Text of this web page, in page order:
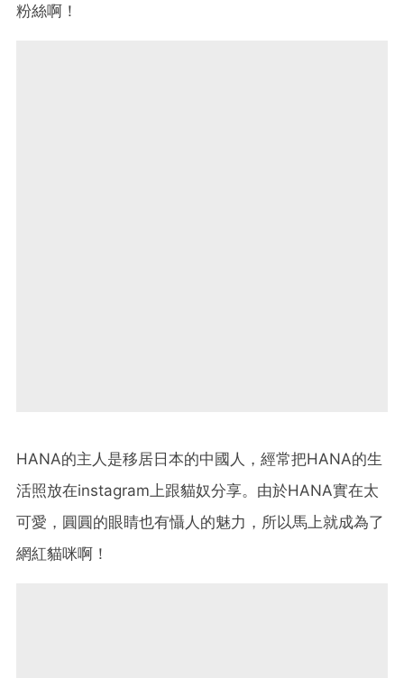
粉絲啊！
HANA的主人是移居日本的中國人，經常把HANA的生
活照放在instagram上跟貓奴分享。由於HANA實在太
可愛，圓圓的眼睛也有懾人的魅力，所以馬上就成為了
網紅貓咪啊！